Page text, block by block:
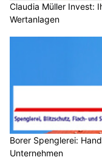
Claudia Müller Invest:
Wertanlagen
Borer Spenglerei:
Unternehmen